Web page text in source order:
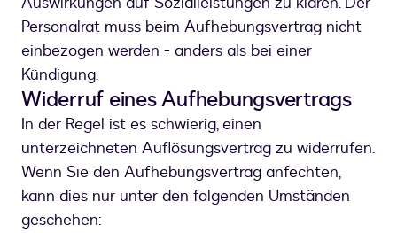
Personalrat muss beim Aufhebungsvertrag nicht
einbezogen werden - anders als bei einer
Kündigung.
Widerruf eines Aufhebungsvertrags
In der Regel ist es schwierig, einen
unterzeichneten Auflösungsvertrag zu widerrufen.
Wenn Sie den Aufhebungsvertrag anfechten,
kann dies nur unter den folgenden Umständen
geschehen: